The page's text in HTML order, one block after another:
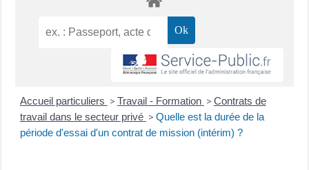
Accueil particuliers > Travail - Formation > Contrats de
travail dans le secteur privé > Quelle est la durée de la
période d'essai d'un contrat de mission (intérim) ?